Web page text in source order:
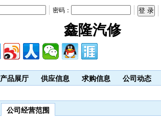
鑫隆汽修
密码：
产品展厅 供应信息 求购信息 公司动态
公司经营范围